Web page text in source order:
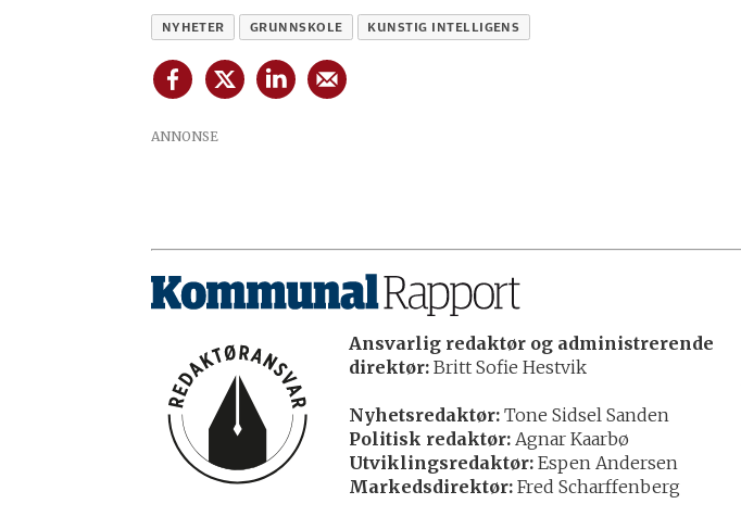
NYHETER GRUNNSKOLE KUNSTIG INTELLIGENS
ANNONSE
Ansvarlig redaktør og administrerende
direktør:Britt Sofie Hestvik
Nyhetsredaktør:Tone Sidsel Sanden
Politisk redaktør:Agnar Kaarbø
Utviklingsredaktør:Espen Andersen
Markedsdirektør:Fred Scharffenberg